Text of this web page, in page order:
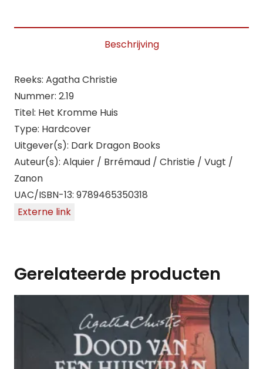
Beschrijving
Reeks: Agatha Christie
Nummer: 2.19
Titel: Het Kromme Huis
Type: Hardcover
Uitgever(s): Dark Dragon Books
Auteur(s): Alquier / Brrémaud / Christie / Vugt /
Zanon
UAC/ISBN-13: 9789465350318
Externe link
Gerelateerde producten